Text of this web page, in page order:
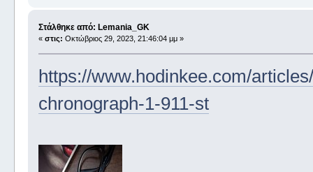
Στάλθηκε από: Lemania_GK
« στις: Οκτώβριος 29, 2023, 21:46:04 μμ »
https://www.hodinkee.com/
chronograph-1-911-st